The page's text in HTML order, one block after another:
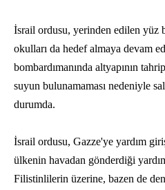
İsrail ordusu, yerinden edilen yüz
okulları da hedef almaya devam
bombardımanında altyapının
suyun bulunamaması nedeniyle
durumda.
İsrail ordusu, Gazze'ye yardım
ülkenin havadan gönderdiği
Filistinlilerin üzerine, bazen de